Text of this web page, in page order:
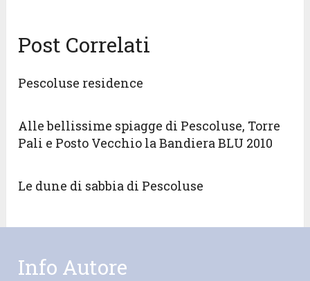
Post Correlati
Pescoluse residence
Alle bellissime spiagge di Pescoluse, Torre
Pali e Posto Vecchio la Bandiera BLU 2010
Le dune di sabbia di Pescoluse
Info Autore